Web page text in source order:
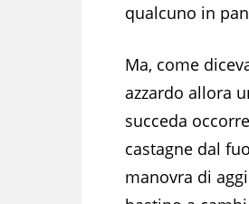
qualcuno in
Ma, come
azzardo allora
succeda
castagne dal
manovra di